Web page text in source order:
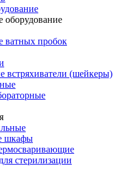
оборудование
ватных пробок
встряхиватели (шейкеры)
шкафы
стерилизации